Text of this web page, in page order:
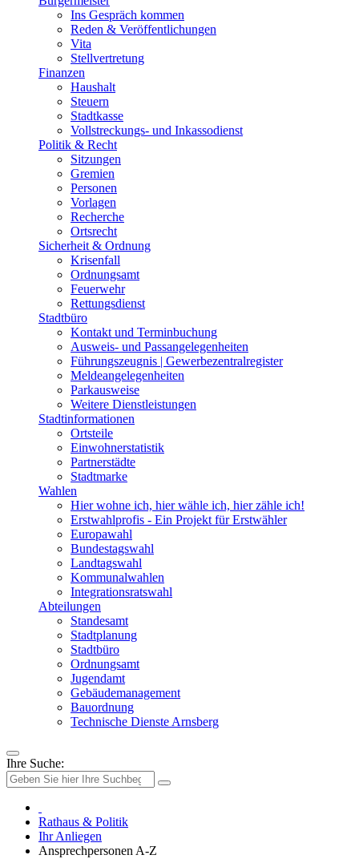
Ins Gespräch kommen
Reden & Veröffentlichungen
Vita
Stellvertretung
Finanzen
Haushalt
Steuern
Stadtkasse
Vollstreckungs- und Inkassodienst
Politik & Recht
Sitzungen
Gremien
Personen
Vorlagen
Recherche
Ortsrecht
Sicherheit & Ordnung
Krisenfall
Ordnungsamt
Feuerwehr
Rettungsdienst
Stadtbüro
Kontakt und Terminbuchung
Ausweis- und Passangelegenheiten
Führungszeugnis | Gewerbezentralregister
Meldeangelegenheiten
Parkausweise
Weitere Dienstleistungen
Stadtinformationen
Ortsteile
Einwohnerstatistik
Partnerstädte
Stadtmarke
Wahlen
Hier wohne ich, hier wähle ich, hier zähle ich!
Erstwahlprofis - Ein Projekt für Erstwähler
Europawahl
Bundestagswahl
Landtagswahl
Kommunalwahlen
Integrationsratswahl
Abteilungen
Standesamt
Stadtplanung
Stadtbüro
Ordnungsamt
Jugendamt
Gebäudemanagement
Bauordnung
Technische Dienste Arnsberg
Ihre Suche:
Rathaus & Politik
Ihr Anliegen
Ansprechpersonen A-Z